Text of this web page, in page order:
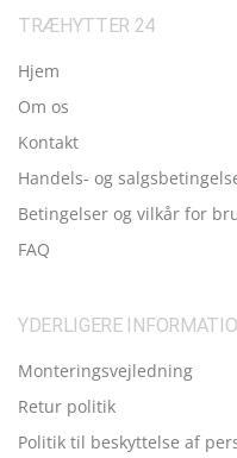
TRÆHYTTER 24
Hjem
Om os
Kontakt
Handels- og
Betingelser og vilkår for
FAQ
YDERLIGERE
Monteringsvejledning
Retur politik
Politik til beskyttelse af